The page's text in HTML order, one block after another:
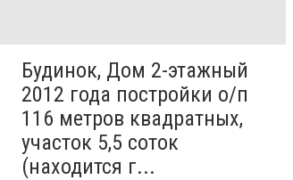
Будинок, Дом 2-этажный
2012 года постройки о/п
116 метров квадратных,
участок 5,5 соток
(находится г...